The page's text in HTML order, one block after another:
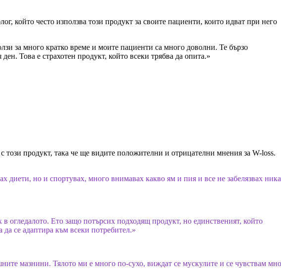
който често използва този продукт за своите пациенти, които идват при него
за много кратко време и моите пациенти са много доволни. Те бързо
Това е страхотен продукт, който всеки трябва да опита.»
този продукт, така че ще видите положителни и отрицателни мнения за W-loss.
диети, но и спортувах, много внимавах какво ям и пия и все не забелязвах
огледалото. Ето защо потърсих подходящ продукт, но единственият, който
се адаптира към всеки потребител.»
мазнини. Тялото ми е много по-сухо, виждат се мускулите и се чувствам